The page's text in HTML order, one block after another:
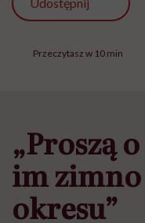
Przeczytasz w 10 min
„Proszą
im zimno
okresu”